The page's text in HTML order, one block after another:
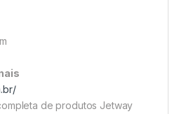
de produtos Jetway